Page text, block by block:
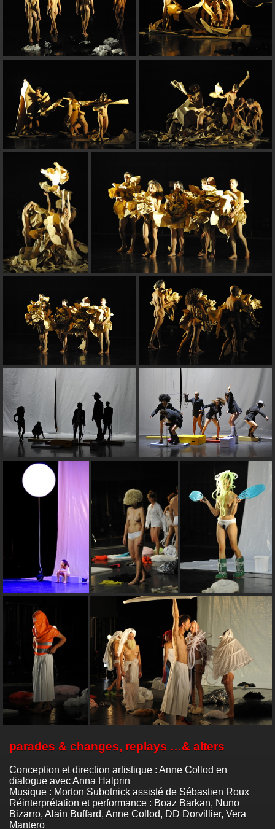
parades & changes, replays …& alters
Conception et direction artistique : Anne Collod en
dialogue avec Anna Halprin
Musique : Morton Subotnick assisté de Sébastien Roux
Réinterprétation et performance : Boaz Barkan, Nuno
Bizarro, Alain Buffard, Anne Collod, DD Dorvillier, Vera
Mantero